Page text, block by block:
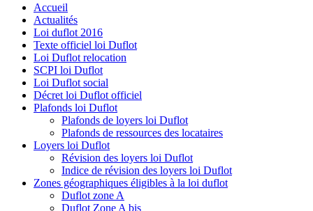
Accueil
Actualités
Loi duflot 2016
Texte officiel loi Duflot
Loi Duflot relocation
SCPI loi Duflot
Loi Duflot social
Décret loi Duflot officiel
Plafonds loi Duflot
Plafonds de loyers loi Duflot
Plafonds de ressources des locataires
Loyers loi Duflot
Révision des loyers loi Duflot
Indice de révision des loyers loi Duflot
Zones géographiques éligibles à la loi duflot
Duflot zone A
Duflot Zone A bis